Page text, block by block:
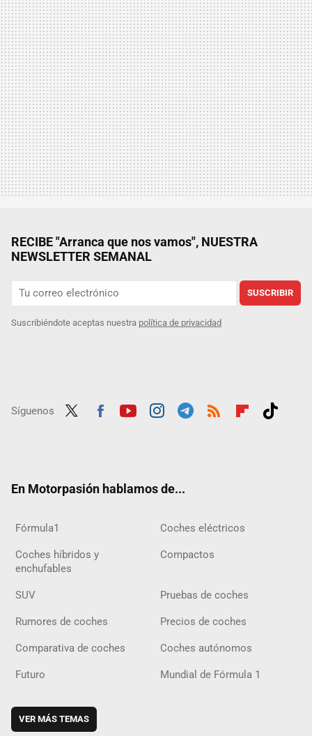
RECIBE "Arranca que nos vamos", NUESTRA
NEWSLETTER SEMANAL
SUSCRIBIR
Suscribiéndote aceptas nuestra política de privacidad
Síguenos
En Motorpasión hablamos de...
Fórmula1 Coches eléctricos
Coches híbridos y
enchufables
Compactos
SUV Pruebas de coches
Rumores de coches Precios de coches
Comparativa de coches Coches autónomos
Futuro Mundial de Fórmula 1
VER MÁS TEMAS